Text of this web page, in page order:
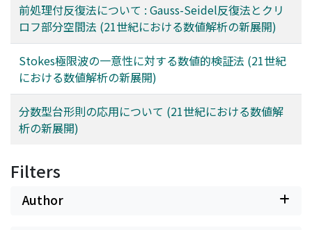
前処理付反復法について : Gauss-Seidel反復法とクリ
ロフ部分空間法 (21世紀における数値解析の新展開)
Stokes極限波の一意性に対する数値的検証法 (21世紀
における数値解析の新展開)
分数型台形則の応用について (21世紀における数値解
析の新展開)
Filters
Author